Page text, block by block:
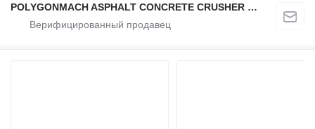
POLYGONMACH ASPHALT CONCRETE CRUSHER SYSTEMS